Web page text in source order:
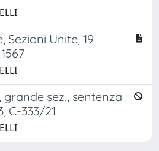
Sezioni Unite, 19
grande sez., sentenza
C-333/21